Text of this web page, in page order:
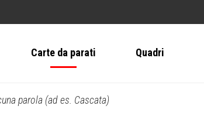
Carte da parati Quadri
parola (ad es. Cascata)